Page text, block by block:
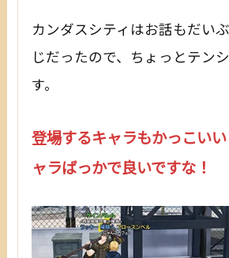
カンダスシティはお話もだい
じだったので、ちょっとテン
す。
登場するキャラもかっこい
ャラばっかで良いですな！